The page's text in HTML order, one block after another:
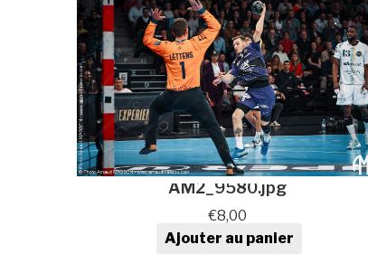
AM2_9580.jpg
€8,00
quantité de Photo de sport au
Ajouter au panier